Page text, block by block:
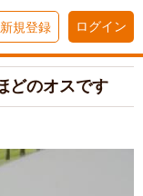
新規登録 ログイン
どのオスです